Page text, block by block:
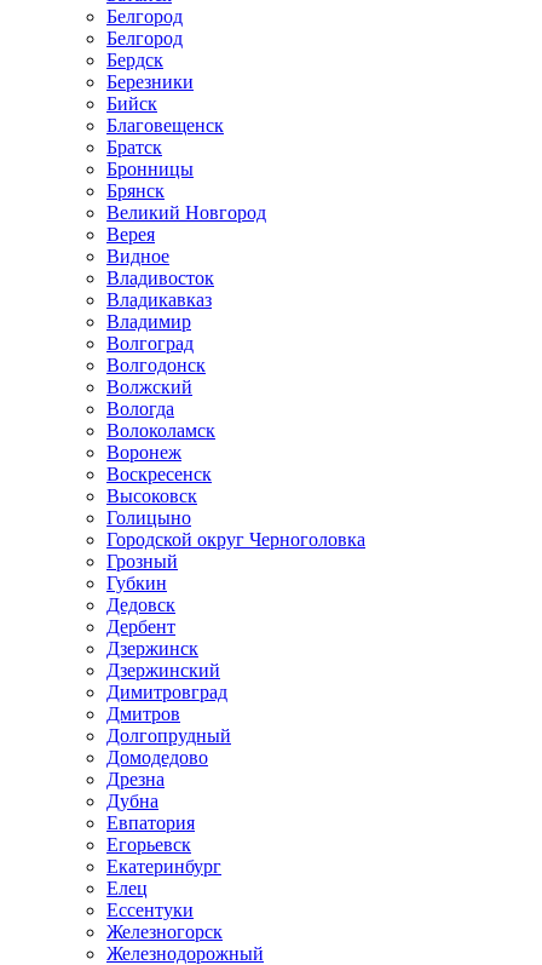
Белгород
Белгород
Бердск
Березники
Бийск
Благовещенск
Братск
Бронницы
Брянск
Великий Новгород
Верея
Видное
Владивосток
Владикавказ
Владимир
Волгоград
Волгодонск
Волжский
Вологда
Волоколамск
Воронеж
Воскресенск
Высоковск
Голицыно
Городской округ Черноголовка
Грозный
Губкин
Дедовск
Дербент
Дзержинск
Дзержинский
Димитровград
Дмитров
Долгопрудный
Домодедово
Дрезна
Дубна
Евпатория
Егорьевск
Екатеринбург
Елец
Ессентуки
Железногорск
Железнодорожный